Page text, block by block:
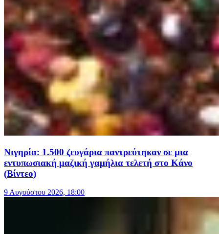
Νιγηρία: 1.500 ζευγάρια παντρεύτηκαν σε μια
εντυπωσιακή μαζική γαμήλια τελετή στο Κάνο
(Βίντεο)
9 Αυγούστου 2026, 18:00